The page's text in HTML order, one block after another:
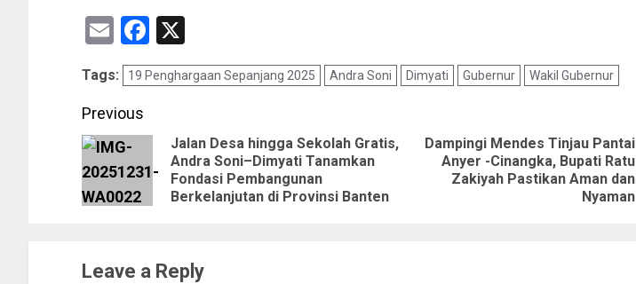
EmailFacebook
Tags: 19 Penghargaan Sepanjang 2025 Andra Soni Dimyati Gubernur Wakil Gubernur
Previous
Jalan Desa hingga Sekolah Gratis,
Andra Soni–Dimyati Tanamkan
Fondasi Pembangunan
Berkelanjutan di Provinsi Banten
Dampingi Mendes Tinjau Pantai
Anyer -Cinangka, Bupati Ratu
Zakiyah Pastikan Aman dan
Nyaman
Leave a Reply